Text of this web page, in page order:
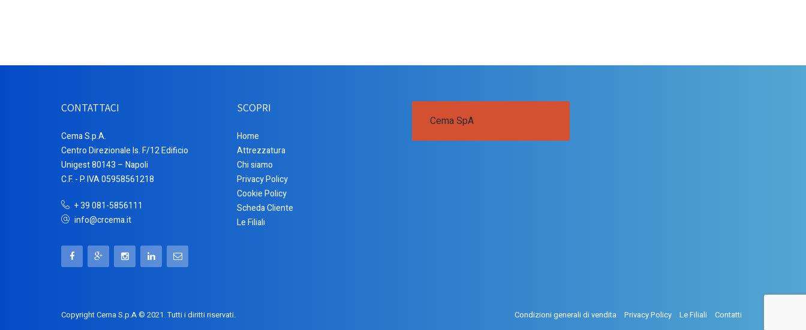
CONTATTACI
Cema S.p.A.
Centro Direzionale Is. F/12 Edificio
Unigest 80143 – Napoli
C.F. - P. IVA 05958561218
+ 39 081-5856111
info@crcema.it
SCOPRI
Home
Attrezzatura
Chi siamo
Privacy Policy
Cookie Policy
Scheda Cliente
Le Filiali
Cema SpA
Copyright Cema S.p.A © 2021. Tutti i diritti riservati. Condizioni generali di vendita Privacy Policy Le Filiali Contatti